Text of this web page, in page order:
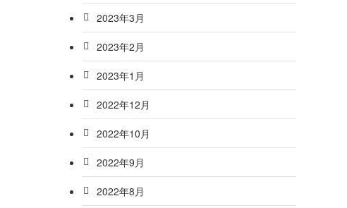
2023年3月
2023年2月
2023年1月
2022年12月
2022年10月
2022年9月
2022年8月